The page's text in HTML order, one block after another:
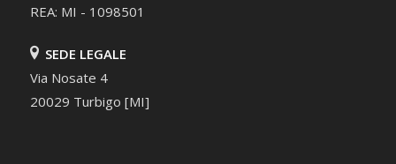
REA: MI - 1098501
SEDE LEGALE
Via Nosate 4
20029 Turbigo [MI]